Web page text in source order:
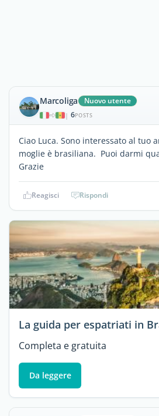
Marcoliga Nuovo utente
| 6POSTS
Ciao Luca. Sono interessato al tuo
moglie è brasiliana. Puoi darmi
Grazie
Reagisci Rispondi
La guida per espatriati in
Completa e gratuita
Da leggere